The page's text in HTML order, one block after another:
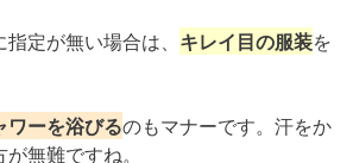
定が無い場合は、 キレイ目の服装を
ワーを浴びるのもマナーです。汗をか
無難ですね。